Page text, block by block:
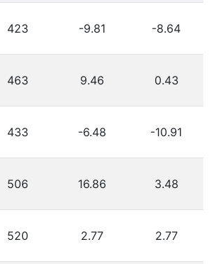
423 -9.81 -8.64
463 9.46 0.43
433 -6.48 -10.91
506 16.86 3.48
520 2.77 2.77